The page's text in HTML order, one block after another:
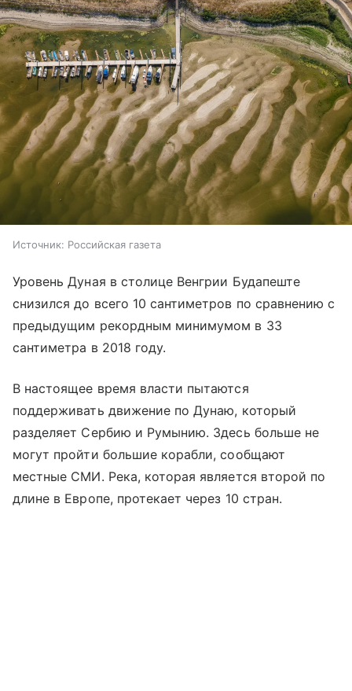
Источник: Российская газета
Уровень Дуная в столице Венгрии Будапеште
снизился до всего 10 сантиметров по сравнению с
предыдущим рекордным минимумом в 33
сантиметра в 2018 году.
В настоящее время власти пытаются
поддерживать движение по Дунаю, который
разделяет Сербию и Румынию. Здесь больше не
могут пройти большие корабли, сообщают
местные СМИ. Река, которая является второй по
длине в Европе, протекает через 10 стран.